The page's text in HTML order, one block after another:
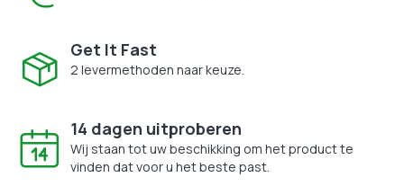
Get It Fast
2 levermethoden naar keuze.
14 dagen uitproberen
Wij staan tot uw beschikking om het product te
vinden dat voor u het beste past.